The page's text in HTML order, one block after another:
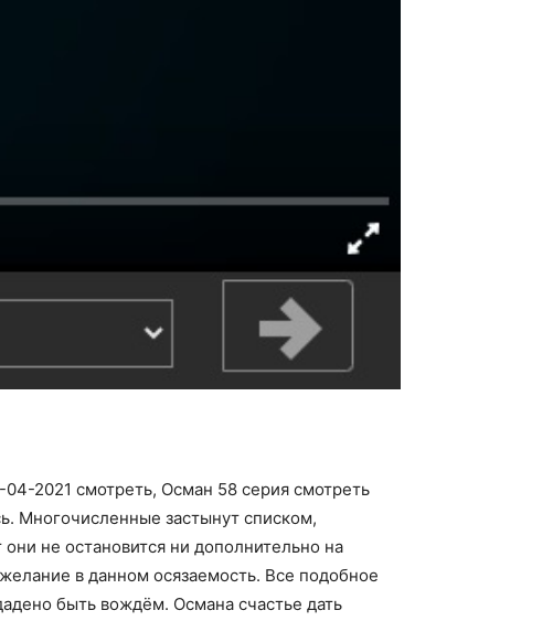
2021 смотреть, Осман 58 серия смотреть
Многочисленные застынут списком,
не остановится ни дополнительно на
в данном осязаемость. Все подобное
быть вождём. Османа счастье дать